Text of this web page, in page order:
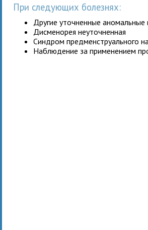
При следующих болезнях:
Другие уточненные
Дисменорея неуточненная
Синдром предменструального
Наблюдение за применением